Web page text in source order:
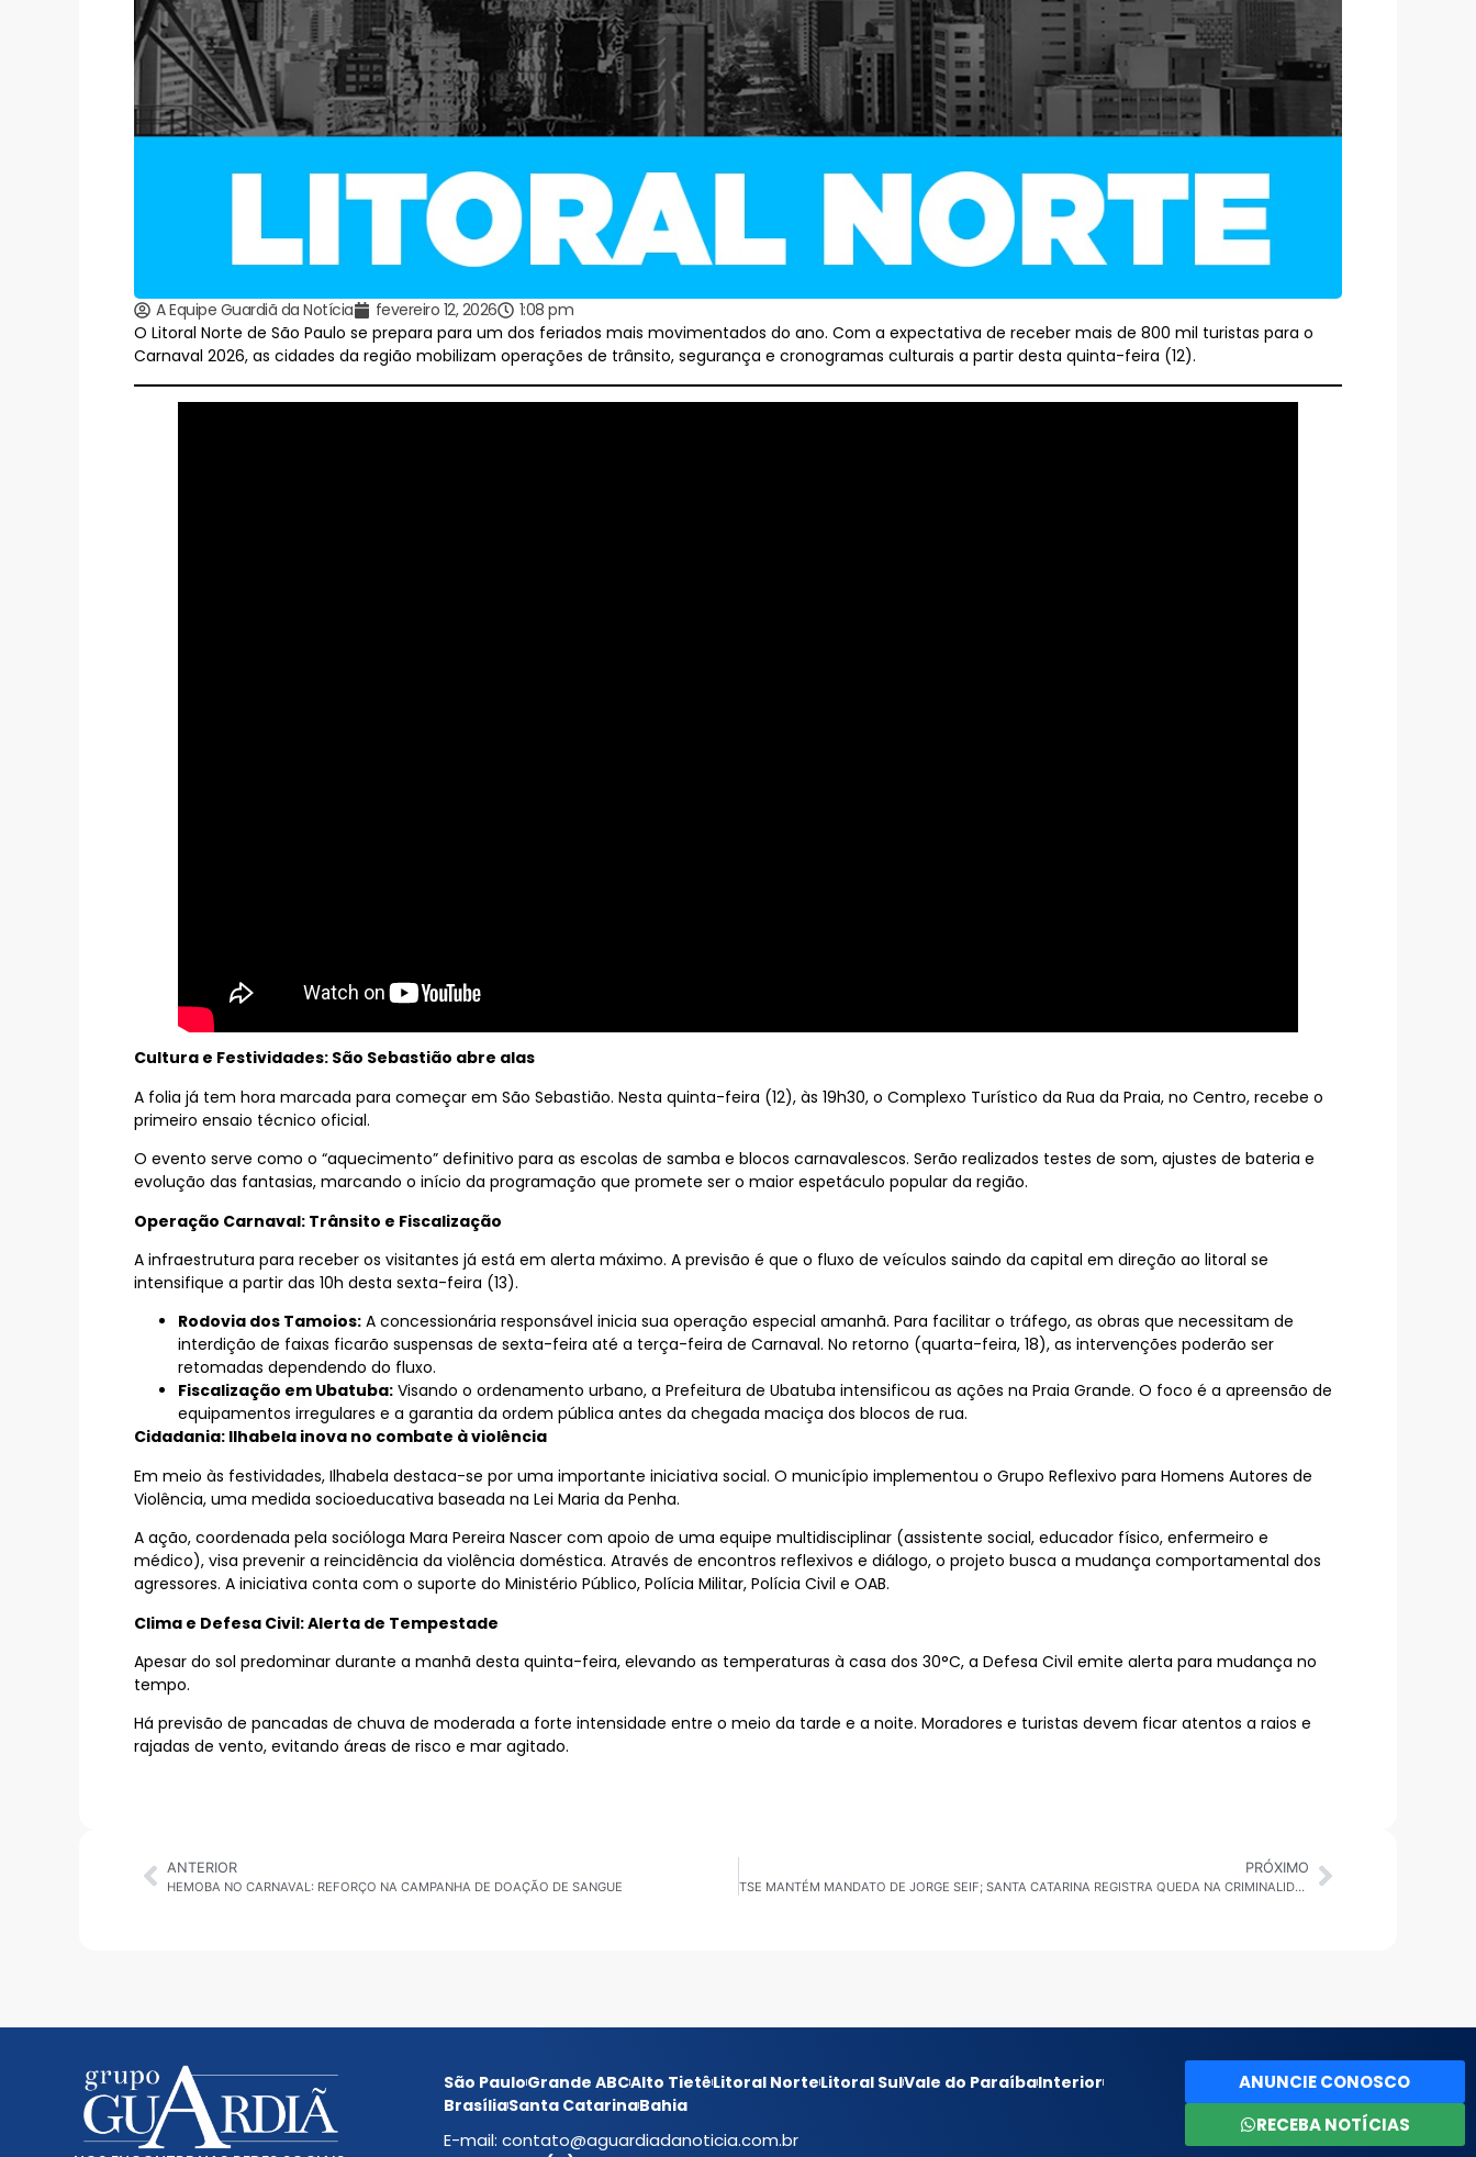
A Equipe Guardiã da Notícia fevereiro 12, 2026
1:08 pm
O Litoral Norte de São Paulo se prepara para um dos feriados mais movimentados do ano. Com a expectativa de receber mais de 800 mil turistas para o
Carnaval 2026, as cidades da região mobilizam operações de trânsito, segurança e cronogramas culturais a partir desta quinta-feira (12).
Cultura e Festividades: São Sebastião abre alas
A folia já tem hora marcada para começar em São Sebastião. Nesta quinta-feira (12), às 19h30, o Complexo Turístico da Rua da Praia, no Centro, recebe o
primeiro ensaio técnico oficial.
O evento serve como o “aquecimento” definitivo para as escolas de samba e blocos carnavalescos. Serão realizados testes de som, ajustes de bateria e
evolução das fantasias, marcando o início da programação que promete ser o maior espetáculo popular da região.
Operação Carnaval: Trânsito e Fiscalização
A infraestrutura para receber os visitantes já está em alerta máximo. A previsão é que o fluxo de veículos saindo da capital em direção ao litoral se
intensifique a partir das 10h desta sexta-feira (13).
Rodovia dos Tamoios: A concessionária responsável inicia sua operação especial amanhã. Para facilitar o tráfego, as obras que necessitam de
interdição de faixas ficarão suspensas de sexta-feira até a terça-feira de Carnaval. No retorno (quarta-feira, 18), as intervenções poderão ser
retomadas dependendo do fluxo.
Fiscalização em Ubatuba: Visando o ordenamento urbano, a Prefeitura de Ubatuba intensificou as ações na Praia Grande. O foco é a apreensão de
equipamentos irregulares e a garantia da ordem pública antes da chegada maciça dos blocos de rua.
Cidadania: Ilhabela inova no combate à violência
Em meio às festividades, Ilhabela destaca-se por uma importante iniciativa social. O município implementou o Grupo Reflexivo para Homens Autores de
Violência, uma medida socioeducativa baseada na Lei Maria da Penha.
A ação, coordenada pela socióloga Mara Pereira Nascer com apoio de uma equipe multidisciplinar (assistente social, educador físico, enfermeiro e
médico), visa prevenir a reincidência da violência doméstica. Através de encontros reflexivos e diálogo, o projeto busca a mudança comportamental dos
agressores. A iniciativa conta com o suporte do Ministério Público, Polícia Militar, Polícia Civil e OAB.
Clima e Defesa Civil: Alerta de Tempestade
Apesar do sol predominar durante a manhã desta quinta-feira, elevando as temperaturas à casa dos 30°C, a Defesa Civil emite alerta para mudança no
tempo.
Há previsão de pancadas de chuva de moderada a forte intensidade entre o meio da tarde e a noite. Moradores e turistas devem ficar atentos a raios e
rajadas de vento, evitando áreas de risco e mar agitado.
ANTERIOR
HEMOBA NO CARNAVAL: REFORÇO NA CAMPANHA DE DOAÇÃO DE SANGUE
PRÓXIMO
TSE MANTÉM MANDATO DE JORGE SEIF; SANTA CATARINA REGISTRA QUEDA NA CRIMINALIDADE E MUNICÍPIOS AMPLIAM AÇÕES SOCIAIS
São PauloGrande ABCAlto TietêLitoral NorteLitoral SulVale do ParaíbaInterior
BrasíliaSanta CatarinaBahia
E-mail: contato@aguardiadanoticia.com.br
ANUNCIE CONOSCO
RECEBA NOTÍCIAS